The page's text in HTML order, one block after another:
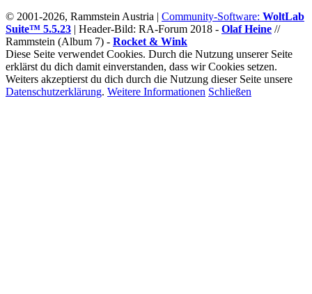
© 2001-2026, Rammstein Austria | Community-Software: WoltLab
Suite™ 5.5.23 | Header-Bild: RA-Forum 2018 - Olaf Heine //
Rammstein (Album 7) - Rocket & Wink
Diese Seite verwendet Cookies. Durch die Nutzung unserer Seite
erklärst du dich damit einverstanden, dass wir Cookies setzen.
Weiters akzeptierst du dich durch die Nutzung dieser Seite unsere
Datenschutzerklärung. Weitere Informationen Schließen